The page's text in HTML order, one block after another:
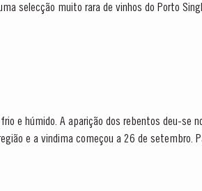
selecção muito rara de vinhos do Porto
e húmido. A aparição dos rebentos deu-se
e a vindima começou a 26 de setembro.